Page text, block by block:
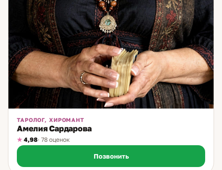
ТАРОЛОГ, ХИРОМАНТ
Амелия Сардарова
4,98· 78 оценок
Позвонить